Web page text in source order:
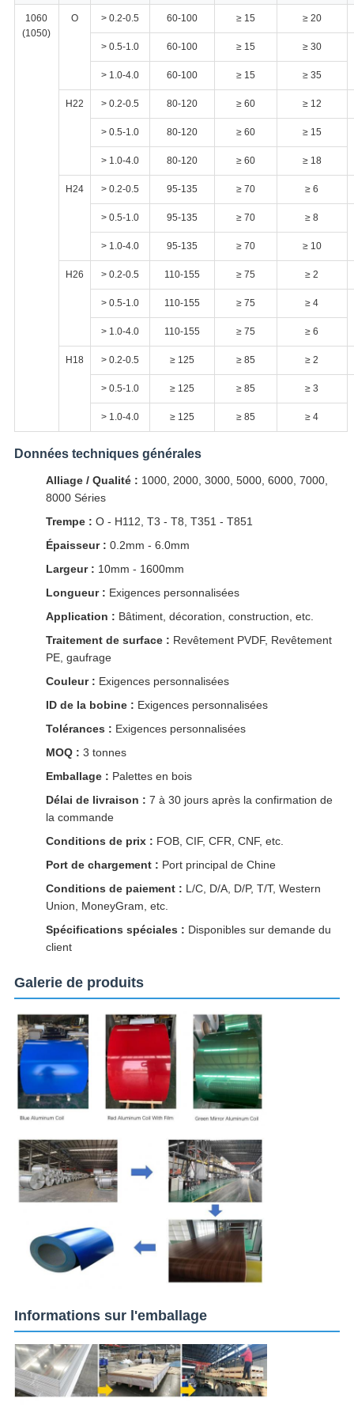
1060
(1050)
O > 0.2-0.5 60-100 ≥ 15 ≥ 20
> 0.5-1.0 60-100 ≥ 15 ≥ 30
> 1.0-4.0 60-100 ≥ 15 ≥ 35
H22 > 0.2-0.5 80-120 ≥ 60 ≥ 12
> 0.5-1.0 80-120 ≥ 60 ≥ 15
> 1.0-4.0 80-120 ≥ 60 ≥ 18
H24 > 0.2-0.5 95-135 ≥ 70 ≥ 6
> 0.5-1.0 95-135 ≥ 70 ≥ 8
> 1.0-4.0 95-135 ≥ 70 ≥ 10
H26 > 0.2-0.5 110-155 ≥ 75 ≥ 2
> 0.5-1.0 110-155 ≥ 75 ≥ 4
> 1.0-4.0 110-155 ≥ 75 ≥ 6
H18 > 0.2-0.5 ≥ 125 ≥ 85 ≥ 2
> 0.5-1.0 ≥ 125 ≥ 85 ≥ 3
> 1.0-4.0 ≥ 125 ≥ 85 ≥ 4
Données techniques générales
Alliage / Qualité : 1000, 2000, 3000, 5000, 6000, 7000,
8000 Séries
Trempe : O - H112, T3 - T8, T351 - T851
Épaisseur : 0.2mm - 6.0mm
Largeur : 10mm - 1600mm
Longueur : Exigences personnalisées
Application : Bâtiment, décoration, construction, etc.
Traitement de surface : Revêtement PVDF, Revêtement
PE, gaufrage
Couleur : Exigences personnalisées
ID de la bobine : Exigences personnalisées
Tolérances : Exigences personnalisées
MOQ : 3 tonnes
Emballage : Palettes en bois
Délai de livraison : 7 à 30 jours après la confirmation de
la commande
Conditions de prix : FOB, CIF, CFR, CNF, etc.
Port de chargement : Port principal de Chine
Conditions de paiement : L/C, D/A, D/P, T/T, Western
Union, MoneyGram, etc.
Spécifications spéciales : Disponibles sur demande du
client
Galerie de produits
Informations sur l'emballage